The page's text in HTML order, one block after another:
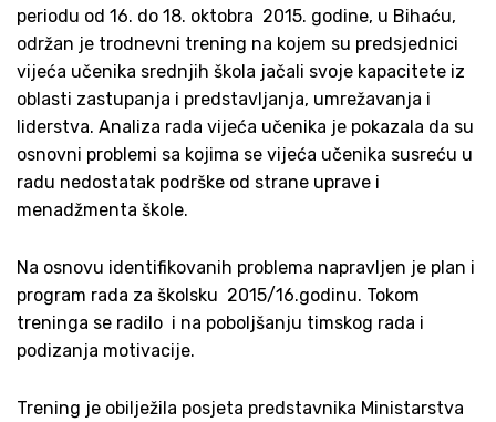
periodu od 16. do 18. oktobra 2015. godine, u Bihaću,
održan je trodnevni trening na kojem su predsjednici
vijeća učenika srednjih škola jačali svoje kapacitete iz
oblasti zastupanja i predstavljanja, umrežavanja i
liderstva. Analiza rada vijeća učenika je pokazala da su
osnovni problemi sa kojima se vijeća učenika susreću u
radu nedostatak podrške od strane uprave i
menadžmenta škole.
Na osnovu identifikovanih problema napravljen je plan i
program rada za školsku 2015/16.godinu. Tokom
treninga se radilo i na poboljšanju timskog rada i
podizanja motivacije.
Trening je obilježila posjeta predstavnika Ministarstva